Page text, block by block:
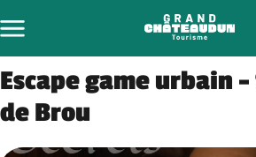
to
content
Escape game urbain
de Brou